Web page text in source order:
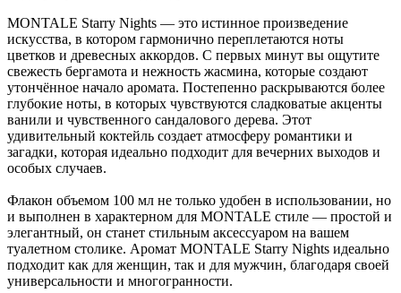
MONTALE Starry Nights — это истинное произведение
искусства, в котором гармонично переплетаются ноты
цветков и древесных аккордов. С первых минут вы ощутите
свежесть бергамота и нежность жасмина, которые создают
утончённое начало аромата. Постепенно раскрываются более
глубокие ноты, в которых чувствуются сладковатые акценты
ванили и чувственного сандалового дерева. Этот
удивительный коктейль создает атмосферу романтики и
загадки, которая идеально подходит для вечерних выходов и
особых случаев.
Флакон объемом 100 мл не только удобен в использовании, но
и выполнен в характерном для MONTALE стиле — простой и
элегантный, он станет стильным аксессуаром на вашем
туалетном столике. Аромат MONTALE Starry Nights идеально
подходит как для женщин, так и для мужчин, благодаря своей
универсальности и многогранности.